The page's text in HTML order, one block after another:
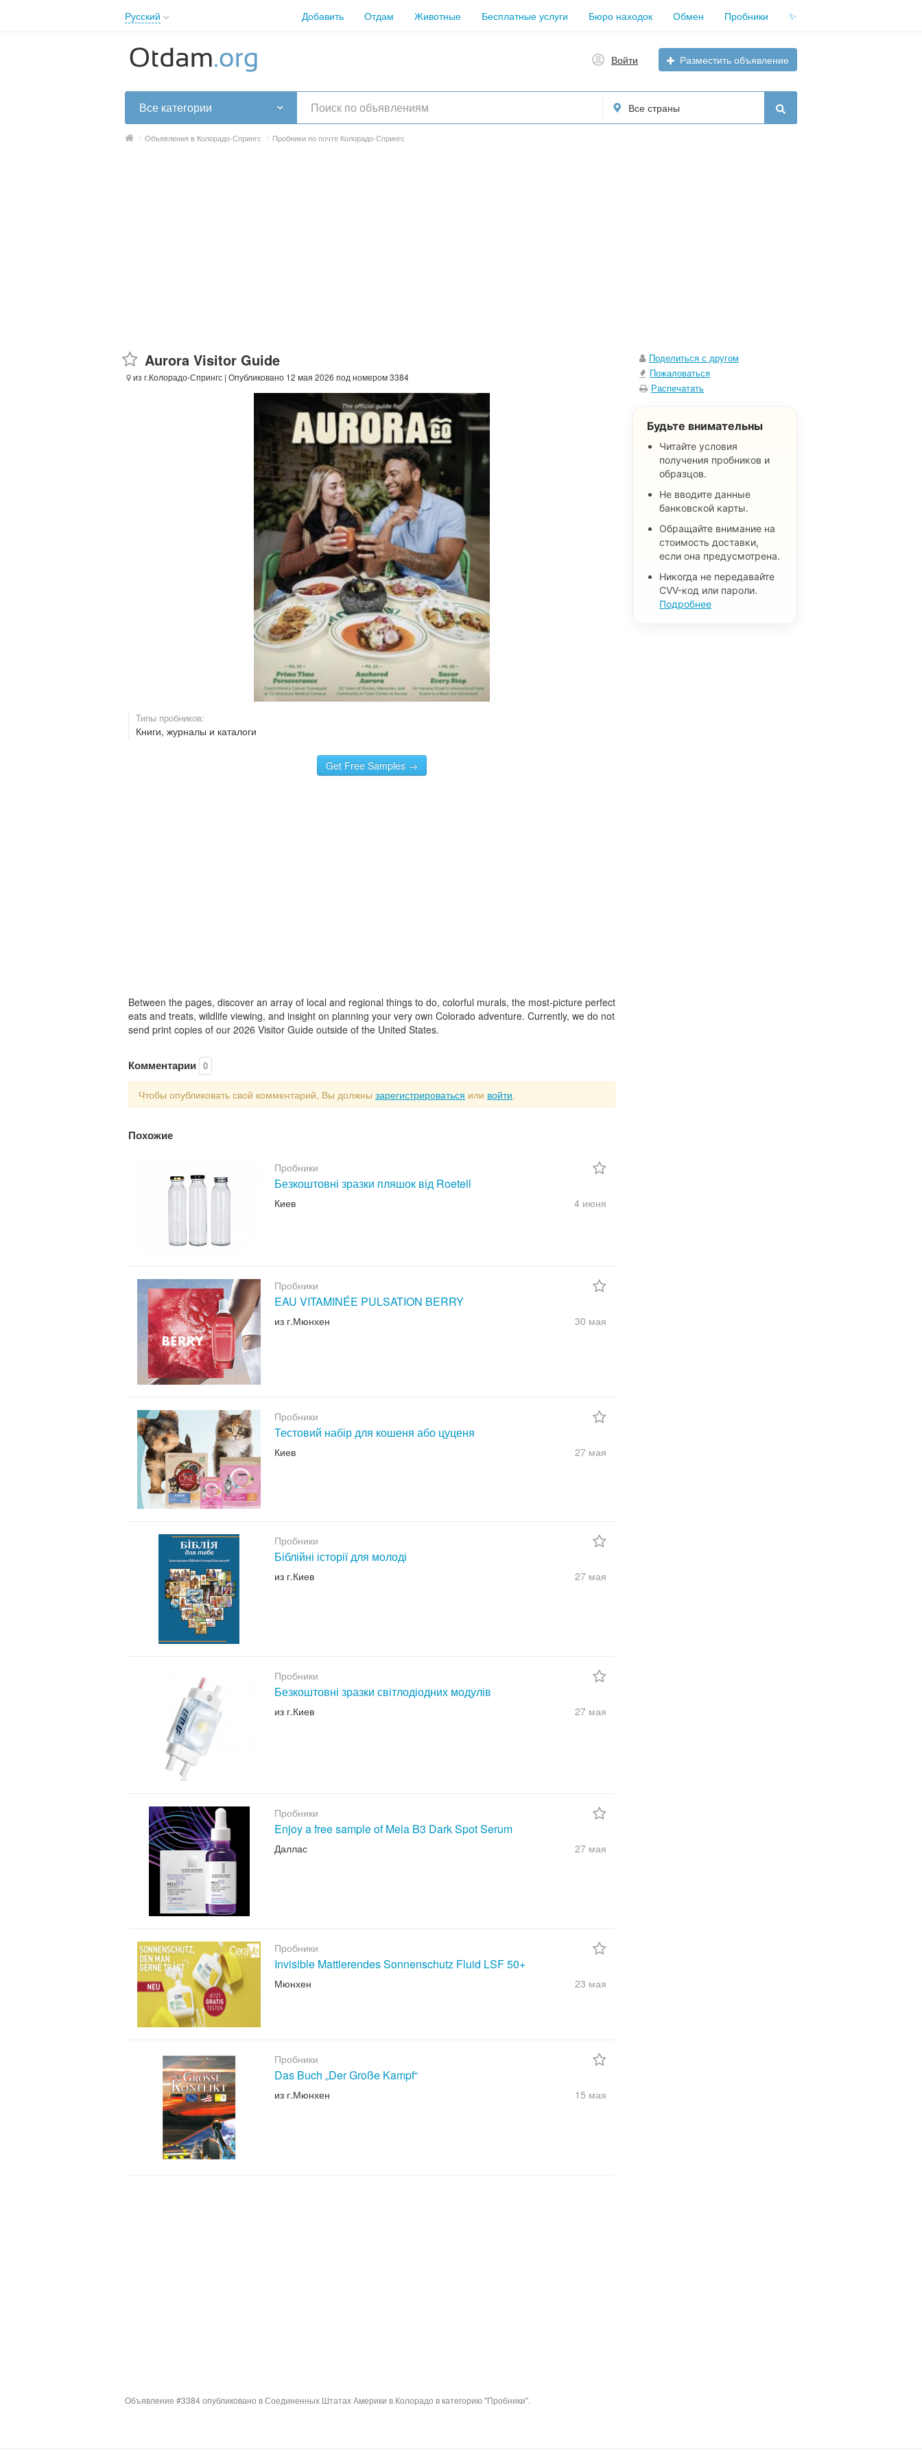
Русский
English
Русский
Українська
Добавить Отдам Животные Бесплатные услуги Бюро находок Обмен Пробники ✨
Войти Разместить объявление
Все категории Все страны
/ Объявления в Колорадо-Спрингс / Пробники по почте Колорадо-Спрингс
Aurora Visitor Guide
из г.Колорадо-Спрингс | Опубликовано 12 мая 2026 под номером 3384
Типы пробников:
Книги, журналы и каталоги
Get Free Samples →
Between the pages, discover an array of local and regional things to do, colorful murals, the most-picture perfect
eats and treats, wildlife viewing, and insight on planning your very own Colorado adventure. Currently, we do not
send print copies of our 2026 Visitor Guide outside of the United States.
Комментарии 0
Чтобы опубликовать свой комментарий, Вы должны зарегистрироваться или войти.
Похожие
Пробники
Безкоштовні зразки пляшок від Roetell
Киев 4 июня
Пробники
EAU VITAMINÉE PULSATION BERRY
из г.Мюнхен 30 мая
Пробники
Тестовий набір для кошеня або цуценя
Киев 27 мая
Пробники
Біблійні історії для молоді
из г.Киев 27 мая
Пробники
Безкоштовні зразки світлодіодних модулів
из г.Киев 27 мая
Пробники
Enjoy a free sample of Mela B3 Dark Spot Serum
Даллас 27 мая
Пробники
Invisible Mattierendes Sonnenschutz Fluid LSF 50+
Мюнхен 23 мая
Пробники
Das Buch „Der Große Kampf“
из г.Мюнхен 15 мая
Поделиться с другом
Пожаловаться
Распечатать
Будьте внимательны
Читайте условия
получения пробников и
образцов.
Не вводите данные
банковской карты.
Обращайте внимание на
стоимость доставки,
если она предусмотрена.
Никогда не передавайте
CVV-код или пароли.
Подробнее
Объявление #3384 опубликовано в Соединенных Штатах Америки в Колорадо в категорию "Пробники".